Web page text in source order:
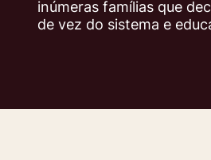
inúmeras famílias que
de vez do sistema e